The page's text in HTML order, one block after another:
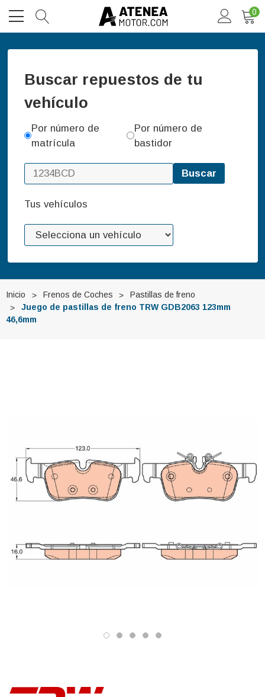
0
Buscar repuestos de tu
vehículo
Por número de
matrícula
Por número de
bastidor
Buscar
Tus vehículos
Inicio Frenos de Coches
Pastillas de freno
Juego de pastillas de freno TRW GDB2063 123mm
46,6mm